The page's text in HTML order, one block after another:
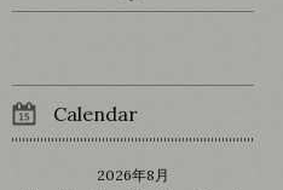
Calendar
2026年8月